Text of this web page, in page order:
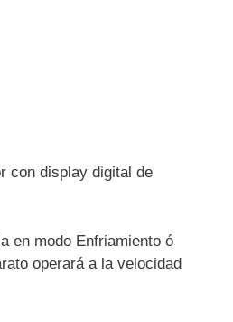
con display digital de
en modo Enfriamiento ó
operará a la velocidad